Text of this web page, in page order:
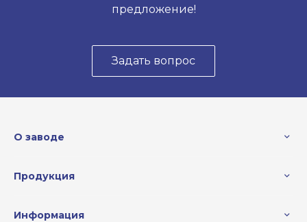
предложение!
Задать вопрос
О заводе
Продукция
Информация